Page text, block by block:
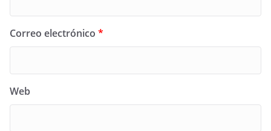
Correo electrónico *
Web